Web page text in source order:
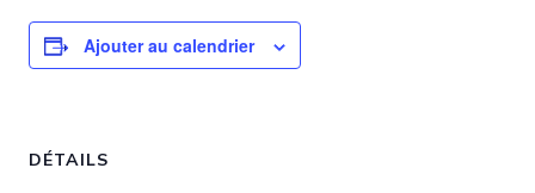
Ajouter au calendrier
DÉTAILS